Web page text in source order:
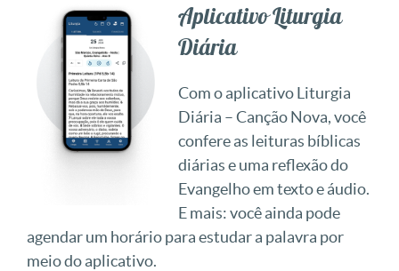
Aplicativo Liturgia
Diária
Com o aplicativo Liturgia
Diária – Canção Nova, você
confere as leituras bíblicas
diárias e uma reflexão do
Evangelho em texto e áudio.
E mais: você ainda pode
agendar um horário para estudar a palavra por
meio do aplicativo.